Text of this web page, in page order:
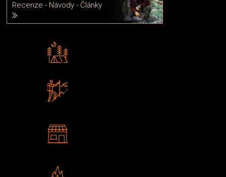
Recenze - Návody - Články